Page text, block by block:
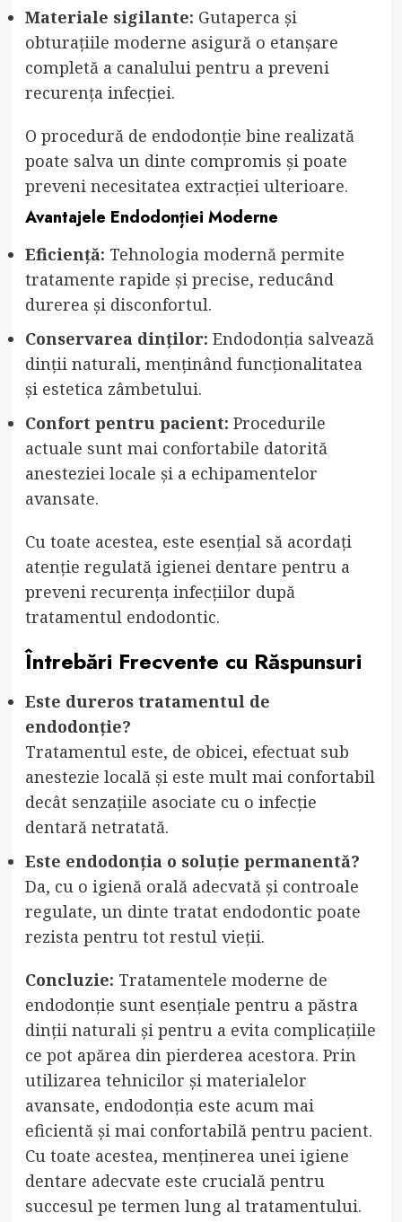
Materiale sigilante: Gutaperca și
obturațiile moderne asigură o etanșare
completă a canalului pentru a preveni
recurența infecției.
O procedură de endodonție bine realizată
poate salva un dinte compromis și poate
preveni necesitatea extracției ulterioare.
Avantajele Endodonției Moderne
Eficiență: Tehnologia modernă permite
tratamente rapide și precise, reducând
durerea și disconfortul.
Conservarea dinților: Endodonția salvează
dinții naturali, menținând funcționalitatea
și estetica zâmbetului.
Confort pentru pacient: Procedurile
actuale sunt mai confortabile datorită
anesteziei locale și a echipamentelor
avansate.
Cu toate acestea, este esențial să acordați
atenție regulată igienei dentare pentru a
preveni recurența infecțiilor după
tratamentul endodontic.
Întrebări Frecvente cu Răspunsuri
Este dureros tratamentul de
endodonție?
Tratamentul este, de obicei, efectuat sub
anestezie locală și este mult mai confortabil
decât senzațiile asociate cu o infecție
dentară netratată.
Este endodonția o soluție permanentă?
Da, cu o igienă orală adecvată și controale
regulate, un dinte tratat endodontic poate
rezista pentru tot restul vieții.
Concluzie: Tratamentele moderne de
endodonție sunt esențiale pentru a păstra
dinții naturali și pentru a evita complicațiile
ce pot apărea din pierderea acestora. Prin
utilizarea tehnicilor și materialelor
avansate, endodonția este acum mai
eficientă și mai confortabilă pentru pacient.
Cu toate acestea, menținerea unei igiene
dentare adecvate este crucială pentru
succesul pe termen lung al tratamentului.